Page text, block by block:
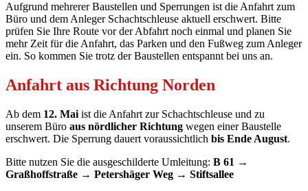
Aufgrund mehrerer Baustellen und Sperrungen ist die Anfahrt zum
Büro und dem Anleger Schachtschleuse aktuell erschwert. Bitte
prüfen Sie Ihre Route vor der Abfahrt noch einmal und planen Sie
mehr Zeit für die Anfahrt, das Parken und den Fußweg zum Anleger
ein. So kommen Sie trotz der Baustellen entspannt bei uns an.
Anfahrt aus Richtung Norden
Ab dem 12. Mai ist die Anfahrt zur Schachtschleuse und zu
unserem Büro aus nördlicher Richtung wegen einer Baustelle
erschwert. Die Sperrung dauert voraussichtlich bis Ende August.
Bitte nutzen Sie die ausgeschilderte Umleitung: B 61 →
Graßhoffstraße → Petershäger Weg → Stiftsallee